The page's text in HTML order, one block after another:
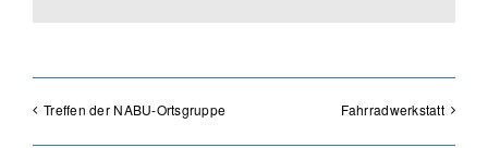
Treffen der NABU-Ortsgruppe Fahrradwerkstatt